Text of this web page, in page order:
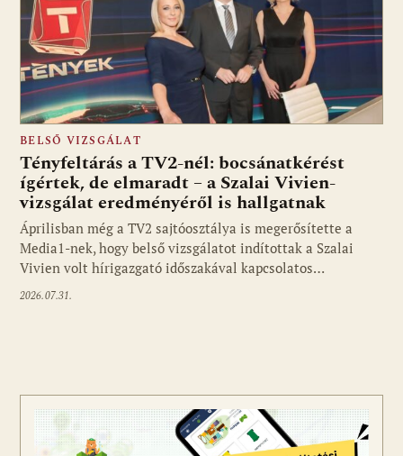
BELSŐ VIZSGÁLAT
Tényfeltárás a TV2-nél: bocsánatkérést
ígértek, de elmaradt – a Szalai Vivien-
vizsgálat eredményéről is hallgatnak
Áprilisban még a TV2 sajtóosztálya is megerősítette a
Media1-nek, hogy belső vizsgálatot indítottak a Szalai
Vivien volt hírigazgató időszakával kapcsolatos…
2026.07.31.